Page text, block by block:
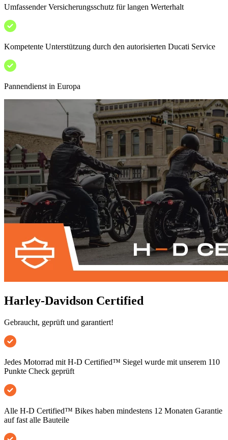
Umfassender Versicherungsschutz für langen Werterhalt
Kompetente Unterstützung durch den autorisierten Ducati Service
Pannendienst in Europa
Harley-Davidson Certified
Gebraucht, geprüft und garantiert!
Jedes Motorrad mit H-D Certified™ Siegel wurde mit unserem 110
Punkte Check geprüft
Alle H-D Certified™ Bikes haben mindestens 12 Monaten Garantie
auf fast alle Bauteile